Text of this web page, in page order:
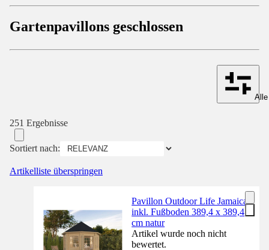
Gartenpavillons geschlossen
251 Ergebnisse
Sortiert nach:
Artikelliste überspringen
Pavillon Outdoor Life Jamaica
inkl. Fußboden 389,4 x 389,4
cm natur
Artikel wurde noch nicht
bewertet.